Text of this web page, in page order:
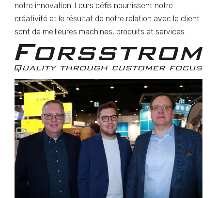
notre innovation. Leurs défis nourrissent notre
créativité et le résultat de notre relation avec le client
sont de meilleures machines, produits et services.